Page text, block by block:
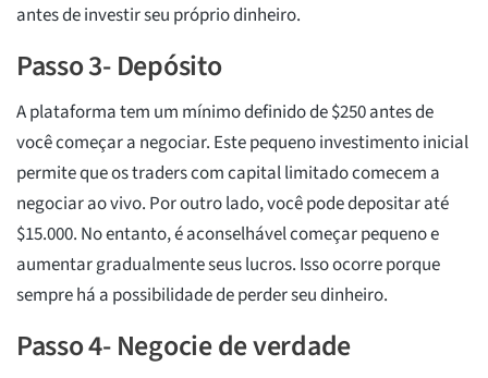
antes de investir seu próprio dinheiro.
Passo 3- Depósito
A plataforma tem um mínimo definido de $250 antes de
você começar a negociar. Este pequeno investimento inicial
permite que os traders com capital limitado comecem a
negociar ao vivo. Por outro lado, você pode depositar até
$15.000. No entanto, é aconselhável começar pequeno e
aumentar gradualmente seus lucros. Isso ocorre porque
sempre há a possibilidade de perder seu dinheiro.
Passo 4- Negocie de verdade